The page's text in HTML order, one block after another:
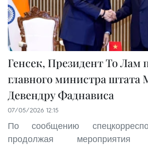
Генсек, Президент То Лам
главного министра штата
Девендру Фаднависа
07/05/2026 12:15
По сообщению
продолжая